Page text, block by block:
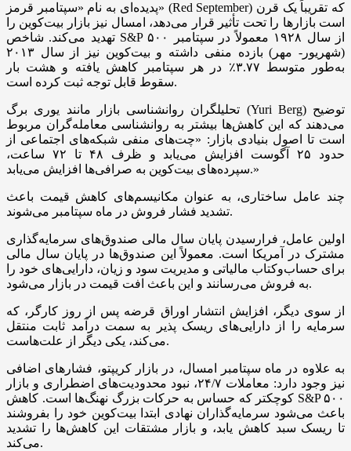
پدیده‌ای به نام «سپتامبر قرمز» (Red September) که تقریباً یک قرن
است بازار‌ها را تحت تأثیر قرار می‌دهد، امسال نیز بازار بیت‌کوین را
تهدید می‌کند. شاخص S&P ۵۰۰ از سال ۱۹۲۸ معمولاً در سپتامبر
(شهریور- مهر) بازده منفی داشته و بیت‌کوین نیز از سال ۲۰۱۳
به‌طور متوسط ۳.۷۷٪ در هر سپتامبر کاهش یافته و هشت بار
سقوط قابل توجه ثبت کرده است.
تحلیلگران روانشناسی بازار مانند یوری برگ (Yuri Berg) توضیح
می‌دهند که این کاهش‌ها بیشتر به روانشناسی معامله‌گران مربوط
است تا اصول بنیادی بازار: «چت‌های منفی شبکه‌های اجتماعی از
حدود ۲۵ آگوست افزایش می‌یابد و ظرف ۴۸ تا ۷۲ ساعت،
سپرده‌های بیت‌کوین به صرافی‌ها افزایش می‌یابد.»
چند عامل ساختاری، به عنوان مکانیسم‌های کاهش قیمت باعث
تشدید فشار فروش در ماه سپتامبر می‌شوند.
اولین عامل، فرارسیدن پایان سال مالی صندوق‌های سرمایه‌گذاری
مشترک در آمریکا است. معمولاً این صندوق‌ها در پایان سال مالی
برای حساب‌وکتاب مالیاتی و مدیریت سود و زیان، دارایی‌های خود را
به فروش می‌رسانند و این باعث افت قیمت در بازار می‌شود.
از سوی دیگر، افزایش انتشار اوراق قرضه پس از روز کارگر، که
سرمایه را از دارایی‌های ریسک پذیر به سمت درآمد ثابت منتقل
می‌کند، یکی دیگر از علت‌هاست.
به علاوه در ماه سپتامبر امسال، در بازار کریپتو، فشار‌های اضافی
نیز وجود دارد: معاملات ۲۴/۷، نبود محدودیت‌های اضطراری و بازار
کوچکتر که حساس به حرکات بزرگ نهنگ‌ها است. کاهش S&P ۵۰۰
باعث می‌شود سرمایه‌گذاران نهادی ابتدا بیت‌کوین خود را بفروشند
تا ریسک سبد کاهش یابد، و بازار مشتقات این کاهش‌ها را تشدید
می‌کند.